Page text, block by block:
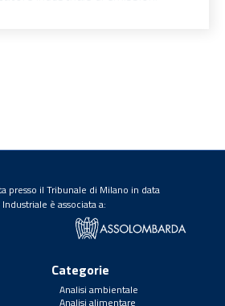
presso il Tribunale di Milano in data
è associata a:
Categorie
Analisi ambientale
Analisi alimentare